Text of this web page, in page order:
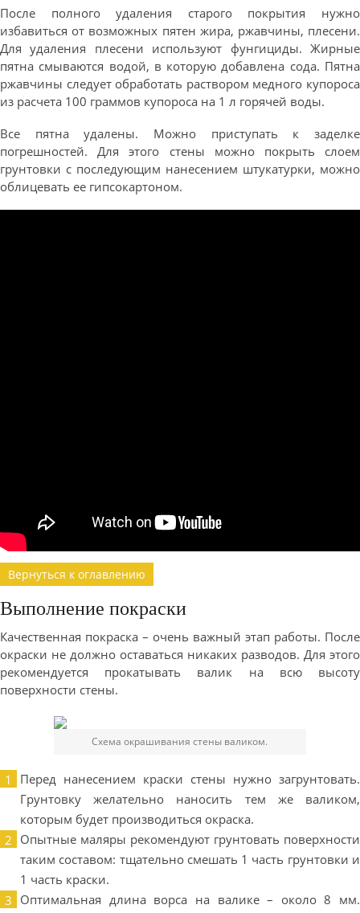
После полного удаления старого покрытия нужно
избавиться от возможных пятен жира, ржавчины, плесени.
Для удаления плесени используют фунгициды. Жирные
пятна смываются водой, в которую добавлена сода. Пятна
ржавчины следует обработать раствором медного купороса
из расчета 100 граммов купороса на 1 л горячей воды.
Все пятна удалены. Можно приступать к заделке
погрешностей. Для этого стены можно покрыть слоем
грунтовки с последующим нанесением штукатурки, можно
облицевать ее гипсокартоном.
Вернуться к оглавлению
Выполнение покраски
Качественная покраска – очень важный этап работы. После
окраски не должно оставаться никаких разводов. Для этого
рекомендуется прокатывать валик на всю высоту
поверхности стены.
Схема окрашивания стены валиком.
Перед нанесением краски стены нужно загрунтовать.
Грунтовку желательно наносить тем же валиком,
которым будет производиться окраска.
Опытные маляры рекомендуют грунтовать поверхности
таким составом: тщательно смешать 1 часть грунтовки и
1 часть краски.
Оптимальная длина ворса на валике – около 8 мм.